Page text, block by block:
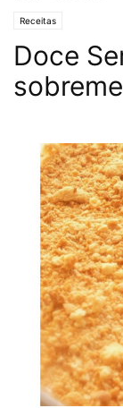
Receitas
Doce